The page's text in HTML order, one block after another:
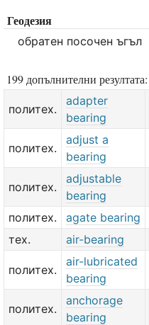
Геодезия
обратен посочен ъгъл
199 допълнителни резултата:
политех.
adapter
bearing
политех.
adjust a
bearing
политех.
adjustable
bearing
политех. agate bearing
тех.
air-bearing
политех.
air-lubricated
bearing
политех.
anchorage
bearing